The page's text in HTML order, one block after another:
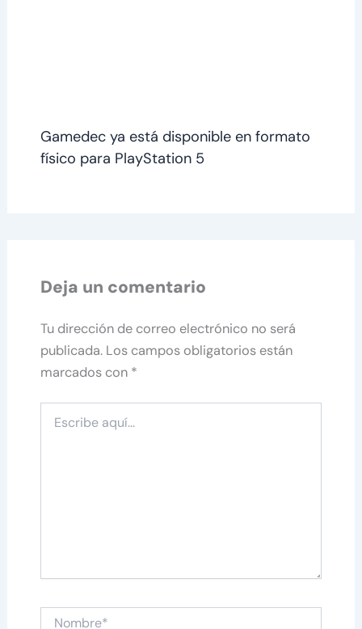
Gamedec ya está disponible en formato
físico para PlayStation 5
Deja un comentario
Tu dirección de correo electrónico no será
publicada. Los campos obligatorios están
marcados con *
aquí...
Nombre*